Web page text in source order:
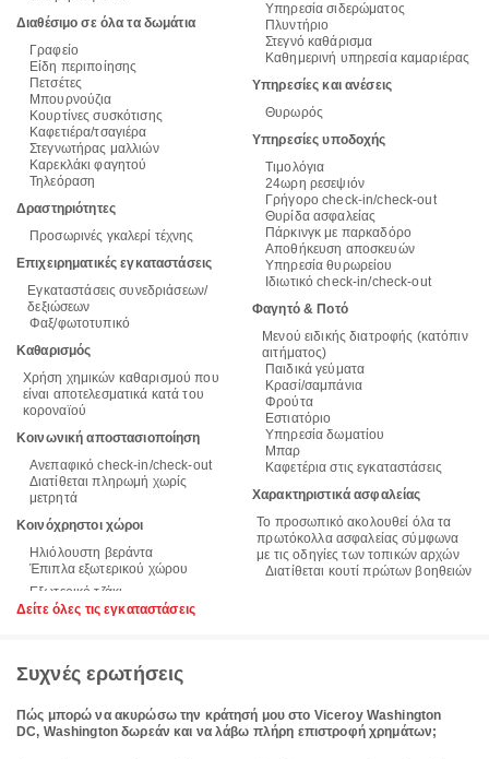
Διαθέσιμο σε όλα τα δωμάτια
Γραφείο
Είδη περιποίησης
Πετσέτες
Μπουρνούζια
Κουρτίνες συσκότισης
Καφετιέρα/τσαγιέρα
Στεγνωτήρας μαλλιών
Καρεκλάκι φαγητού
Τηλεόραση
Δραστηριότητες
Προσωρινές γκαλερί τέχνης
Επιχειρηματικές εγκαταστάσεις
Εγκαταστάσεις συνεδριάσεων/
δεξιώσεων
Φαξ/φωτοτυπικό
Καθαρισμός
Χρήση χημικών καθαρισμού που
είναι αποτελεσματικά κατά του
κοροναϊού
Κοινωνική αποστασιοποίηση
Ανεπαφικό check-in/check-out
Διατίθεται πληρωμή χωρίς
μετρητά
Κοινόχρηστοι χώροι
Ηλιόλουστη βεράντα
Έπιπλα εξωτερικού χώρου
Υπηρεσία σιδερώματος
Πλυντήριο
Στεγνό καθάρισμα
Καθημερινή υπηρεσία καμαριέρας
Υπηρεσίες και ανέσεις
Θυρωρός
Υπηρεσίες υποδοχής
Τιμολόγια
24ωρη ρεσεψιόν
Γρήγορο check-in/check-out
Θυρίδα ασφαλείας
Πάρκινγκ με παρκαδόρο
Αποθήκευση αποσκευών
Υπηρεσία θυρωρείου
Ιδιωτικό check-in/check-out
Φαγητό & Ποτό
Μενού ειδικής διατροφής (κατόπιν
αιτήματος)
Παιδικά γεύματα
Κρασί/σαμπάνια
Φρούτα
Εστιατόριο
Υπηρεσία δωματίου
Μπαρ
Καφετέρια στις εγκαταστάσεις
Χαρακτηριστικά ασφαλείας
Το προσωπικό ακολουθεί όλα τα
πρωτόκολλα ασφαλείας σύμφωνα
με τις οδηγίες των τοπικών αρχών
Διατίθεται κουτί πρώτων βοηθειών
Δείτε όλες τις εγκαταστάσεις
Συχνές ερωτήσεις
Πώς μπορώ να ακυρώσω την κράτησή μου στο Viceroy Washington
DC, Washington δωρεάν και να λάβω πλήρη επιστροφή χρημάτων;